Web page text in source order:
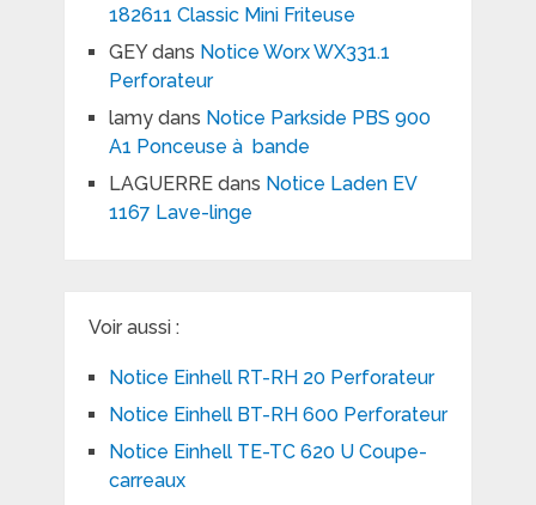
182611 Classic Mini Friteuse
GEYdans Notice Worx WX331.1
Perforateur
lamydans Notice Parkside PBS 900
A1 Ponceuse à bande
LAGUERREdans Notice Laden EV
1167 Lave-linge
Voir aussi :
Notice Einhell RT-RH 20 Perforateur
Notice Einhell BT-RH 600 Perforateur
Notice Einhell TE-TC 620 U Coupe-
carreaux